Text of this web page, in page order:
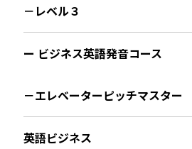
－レベル３
ー ビジネス英語発音コース
－エレベーターピッチマスター
英語ビジネス